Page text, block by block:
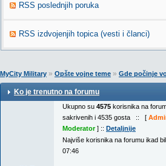
RSS poslednjih poruka
RSS izdvojenjih topica (vesti i članci)
MyCity Military » Opšte vojne teme » Gde počinje
Ko je trenutno na forumu
Ukupno su 4575 korisnika na
sakrivenih i 4535 gosta :: [
Moderator] :: Detaljnije
Najviše korisnika na forumu ikad
07:46